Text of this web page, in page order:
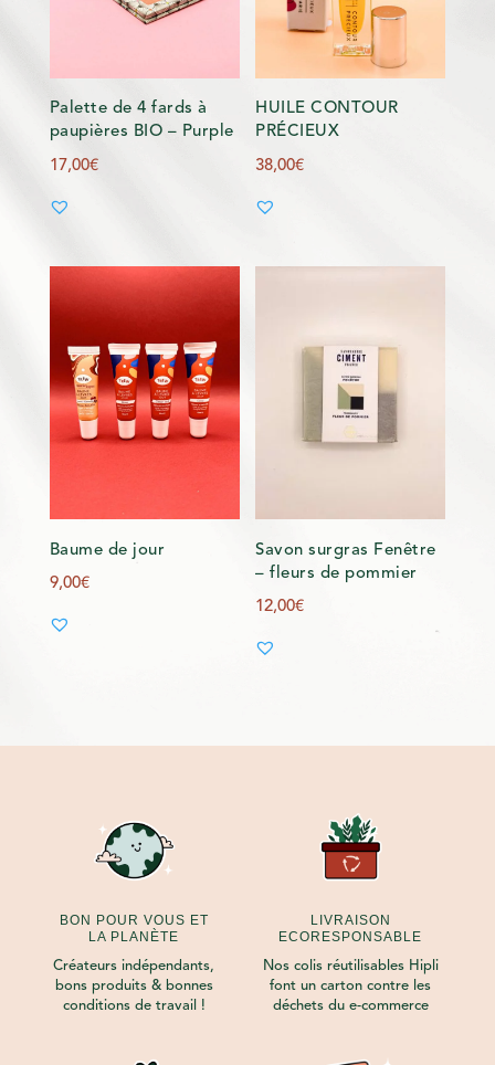
Palette de 4 fards à
paupières BIO – Purple
17,00€
HUILE CONTOUR
PRÉCIEUX
38,00€
Baume de jour
9,00€
Savon surgras Fenêtre
– fleurs de pommier
12,00€
BON POUR VOUS ET
LA PLANÈTE
Créateurs indépendants,
bons produits & bonnes
conditions de travail !
LIVRAISON
ECORESPONSABLE
Nos colis réutilisables Hipli
font un carton contre les
déchets du e-commerce